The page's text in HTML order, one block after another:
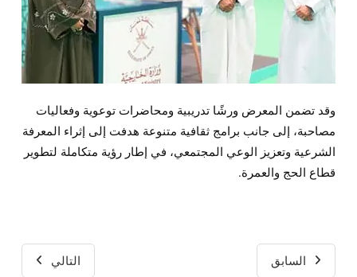
وقد تضمن المعرض ورشًا تدريبية ومحاضرات توعوية وفعاليات
مصاحبة، إلى جانب برامج ثقافية متنوعة هدفت إلى إثراء المعرفة
الشرعية وتعزيز الوعي المجتمعي، في إطار رؤية متكاملة لتطوير
قطاع الحج والعمرة.
السابق التالي